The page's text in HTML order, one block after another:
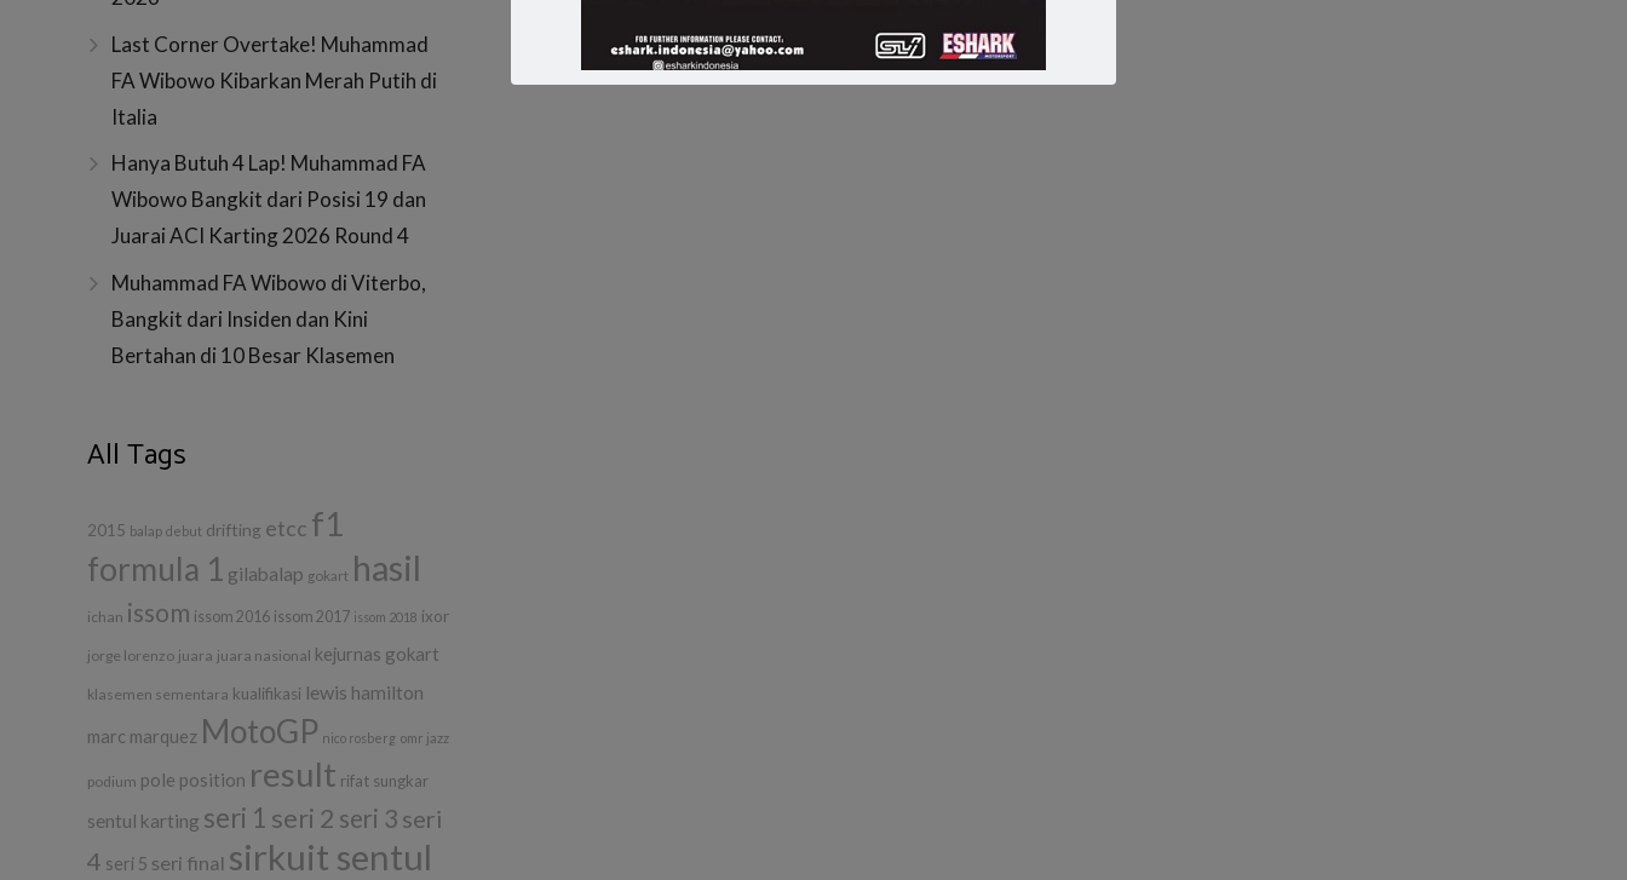
Last Corner Overtake! Muhammad
FA Wibowo Kibarkan Merah Putih di
Italia
Hanya Butuh 4 Lap! Muhammad FA
Wibowo Bangkit dari Posisi 19 dan
Juarai ACI Karting 2026 Round 4
Muhammad FA Wibowo di Viterbo,
Bangkit dari Insiden dan Kini
Bertahan di 10 Besar Klasemen
All Tags
2015 balap debut drifting etcc f1
formula 1 gilabalap gokart hasil
ichan issom issom 2016 issom 2017 issom 2018 ixor
jorge lorenzo juara juara nasional kejurnas gokart
klasemen sementara kualifikasi lewis hamilton
marc marquez MotoGP nico rosberg omr jazz
podium pole position result rifat sungkar
sentul karting seri 1 seri 2 seri 3 seri
4 seri 5 seri final sirkuit sentul